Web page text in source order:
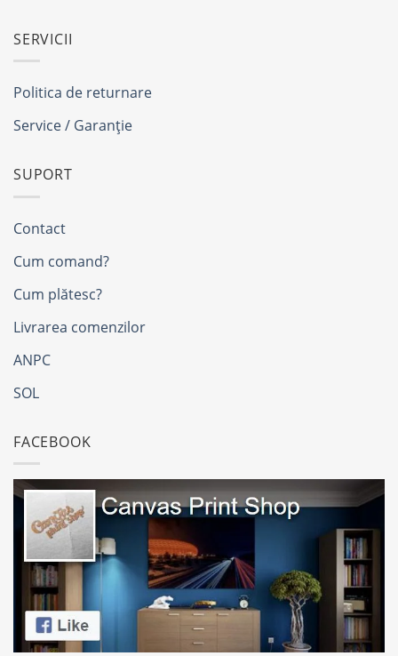
SERVICII
Politica de returnare
Service / Garanție
SUPORT
Contact
Cum comand?
Cum plătesc?
Livrarea comenzilor
ANPC
SOL
FACEBOOK